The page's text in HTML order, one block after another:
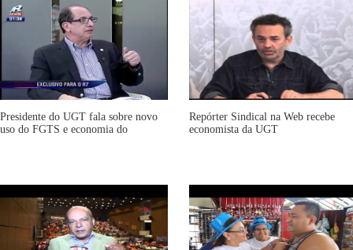
Presidente do UGT fala sobre novo
uso do FGTS e economia do
Repórter Sindical na Web recebe
economista da UGT